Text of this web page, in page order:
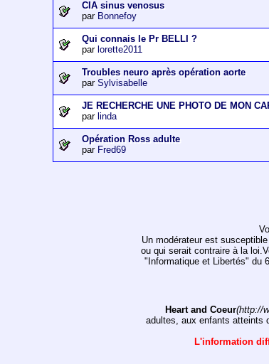
CIA sinus venosus
par Bonnefoy
Qui connais le Pr BELLI ?
par lorette2011
Troubles neuro après opération aorte
parSylvisabelle
JE RECHERCHE UNE PHOTO DE MON
par linda
Opération Ross adulte
par Fred69
Un modérateur est
ou qui serait contraire à la
"Informatique et Libertés" du
Heart and Coeur(http://
adultes, aux enfants atteints
L'information